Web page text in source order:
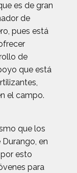
es de gran
de
pues está
de
que está
el campo.
que los
en
esto
para